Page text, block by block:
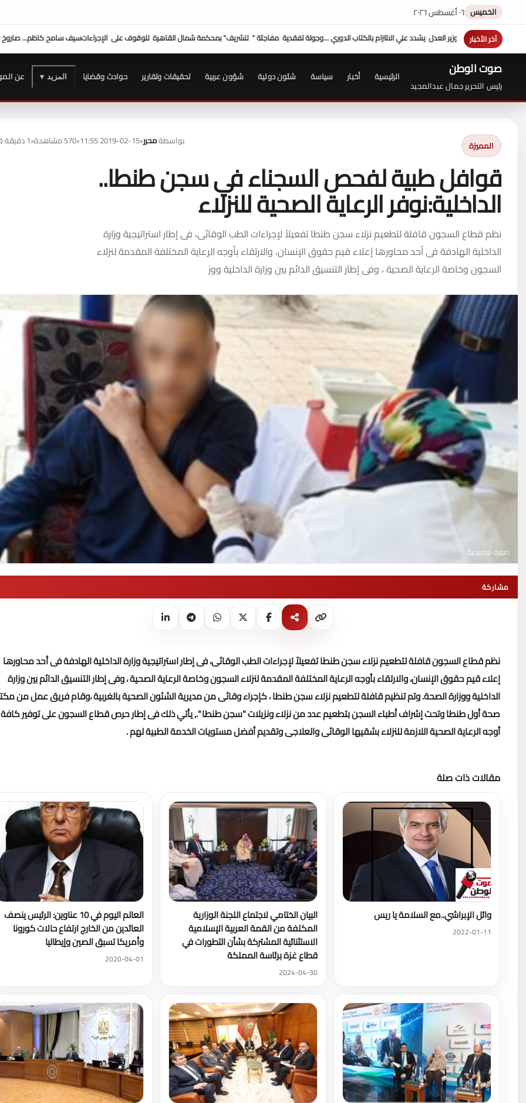
الخميس ٠٦ أغسطس ٢٠٢٦
آخر الأخبار شكري عازر منسق لجنة الدفاع عنسيف سامح كاظم... صاروخ الكرة على إيقاع الملاعب الدوري ...وجولة تفقدية مفاجئة " للشريف" بمحكمة شمال القاهرة للوقوف على الإجراءات
صوت الوطن
رئيس التحرير جمال عبدالمجيد
الرئيسية أخبار سياسة شئون دولية شؤون عربية تحقيقات وتقارير حوادث وقضايا المزيد ▾ عن
المميزة بواسطةمحرر•
2019-02-15 11:55
•570 مشاهدة •1 دقيقة قراءة
قوافل طبية لفحص السجناء في سجن طنطا..
الداخلية:نوفر الرعاية الصحية للنزلاء
نظم قطاع السجون قافلة لتطعيم نزلاء سجن طنطا تفعيلاً لإجراءات الطب الوقائى، فى إطار استراتيجية وزارة
الداخلية الهادفة فى أحد محاورها إعلاء قيم حقوق الإنسان، والارتقاء بأوجه الرعاية المختلفة المقدمة لنزلاء
السجون وخاصة الرعاية الصحية ، وفى إطار التنسيق الدائم بين وزارة الداخلية ووز
صورة توضيحية
مشاركة
نظم قطاع السجون قافلة لتطعيم نزلاء سجن طنطا تفعيلاً لإجراءات الطب الوقائى، فى إطار استراتيجية وزارة الداخلية الهادفة فى أحد محاورها
إعلاء قيم حقوق الإنسان، والارتقاء بأوجه الرعاية المختلفة المقدمة لنزلاء السجون وخاصة الرعاية الصحية ، وفى إطار التنسيق الدائم بين وزارة
الداخلية ووزارة الصحة.وتم تنظيم قافلة لتطعيم نزلاء سجن طنطا ، كإجراء وقائى من مديرية الشئون الصحية بالغربية ،وقام فريق عمل من
صحة أول طنطا وتحت إشراف أطباء السجن بتطعيم عدد من نزلاء ونزيلات "سجن طنطا ".,يأتي ذلك فى إطار حرص قطاع السجون على توفير كافة
أوجه الرعاية الصحية اللازمة للنزلاء بشقيها الوقائى والعلاجى وتقديم أفضل مستويات الخدمة الطبية لهم .
مقالات ذات صلة
وائل الإبراشي..مع السلامة يا ريس
2022-01-11
البيان الختامي لاجتماع اللجنة الوزارية
المكلفة من القمة العربية الإسلامية
الاستثنائية المشتركة بشأن التطورات في
قطاع غزة برئاسة المملكة
2024-04-30
العالم اليوم في 10 عناوين: الرئيس ينصف
العائدين من الخارج ارتفاع حالات كورونا
وأمريكا تسبق الصين وإيطاليا
2020-04-01